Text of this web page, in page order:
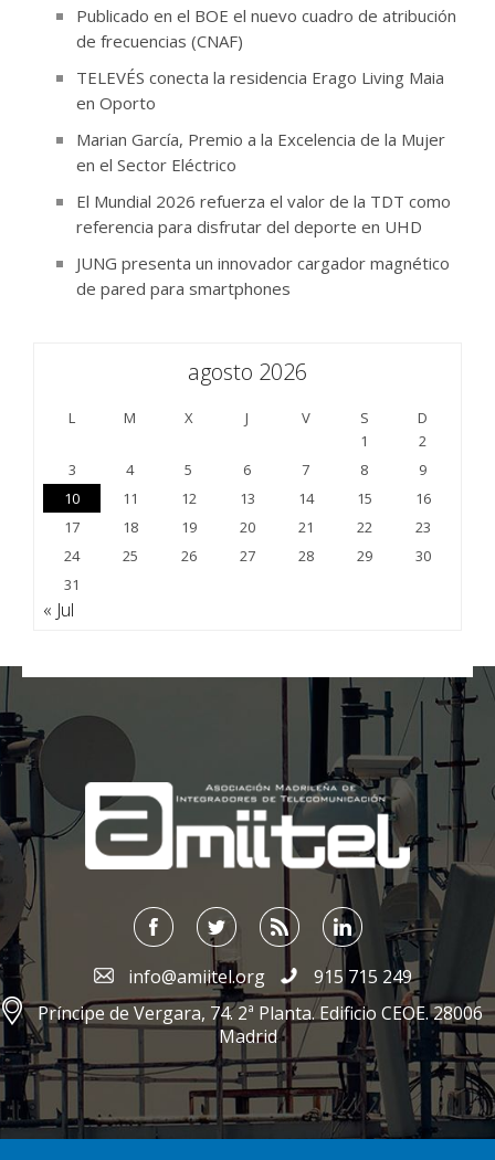
Publicado en el BOE el nuevo cuadro de atribución
de frecuencias (CNAF)
TELEVÉS conecta la residencia Erago Living Maia
en Oporto
Marian García, Premio a la Excelencia de la Mujer
en el Sector Eléctrico
El Mundial 2026 refuerza el valor de la TDT como
referencia para disfrutar del deporte en UHD
JUNG presenta un innovador cargador magnético
de pared para smartphones
agosto 2026
L M X J V S
D
1
2
3
4 5 6 7 8
9
10
11 12 13 14 15
16
17
18 19 20 21 22
23
24
25 26 27 28 29
30
31
« Jul
;
info@amiitel.org
915 715 249
Príncipe de Vergara, 74. 2ª Planta. Edificio CEOE. 28006
Madrid